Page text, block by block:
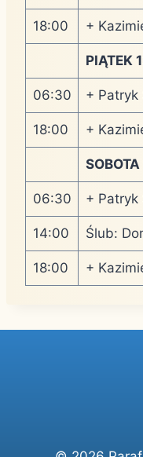
18:00 +
PIĄTEK
06:30 + Patryk
18:00 +
06:30 + Patryk
14:00 Ślub:
18:00 +